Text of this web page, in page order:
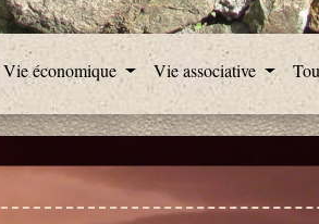
Vie économique Vie associative